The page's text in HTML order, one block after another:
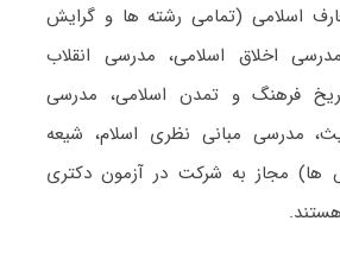
اسلامی (تمامی رشته ها و گرایش
اخلاق اسلامی، مدرسی انقلاب
فرهنگ و تمدن اسلامی، مدرسی
مدرسی مبانی نظری اسلام، شیعه
ها) مجاز به شرکت در آزمون دکتری